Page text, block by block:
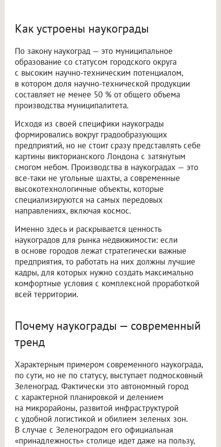
Как устроены наукограды
По закону наукоград — это муниципальное
образование со статусом городского округа
с высоким научно-техническим потенциалом,
в котором доля научно-технической продукции
составляет не менее 50 % от общего объема
производства муниципалитета.
Исходя из своей специфики наукограды
формировались вокруг градообразующих
предприятий, но не стоит сразу представлять себе
картины викторианского Лондона с затянутым
смогом небом. Производства в наукоградах — это
все-таки не угольные шахты, а современные
высокотехнологичные объекты, которые
специализируются на самых передовых
направлениях, включая космос.
Именно здесь и раскрывается ценность
наукоградов для рынка недвижимости: если
в основе городов лежат стратегически важные
предприятия, то работать на них должны лучшие
кадры, для которых нужно создать максимально
комфортные условия с комплексной проработкой
всей территории.
Почему наукограды — современный
тренд
Характерным примером современного наукограда,
по сути, но не по статусу, выступает подмосковный
Зеленоград. Фактически это автономный город
с характерной планировкой и делением
на микрорайоны, развитой инфраструктурой
с удобной логистикой и обилием зеленых зон.
В случае с Зеленоградом его официальная
«принадлежность» столице идет даже на пользу,